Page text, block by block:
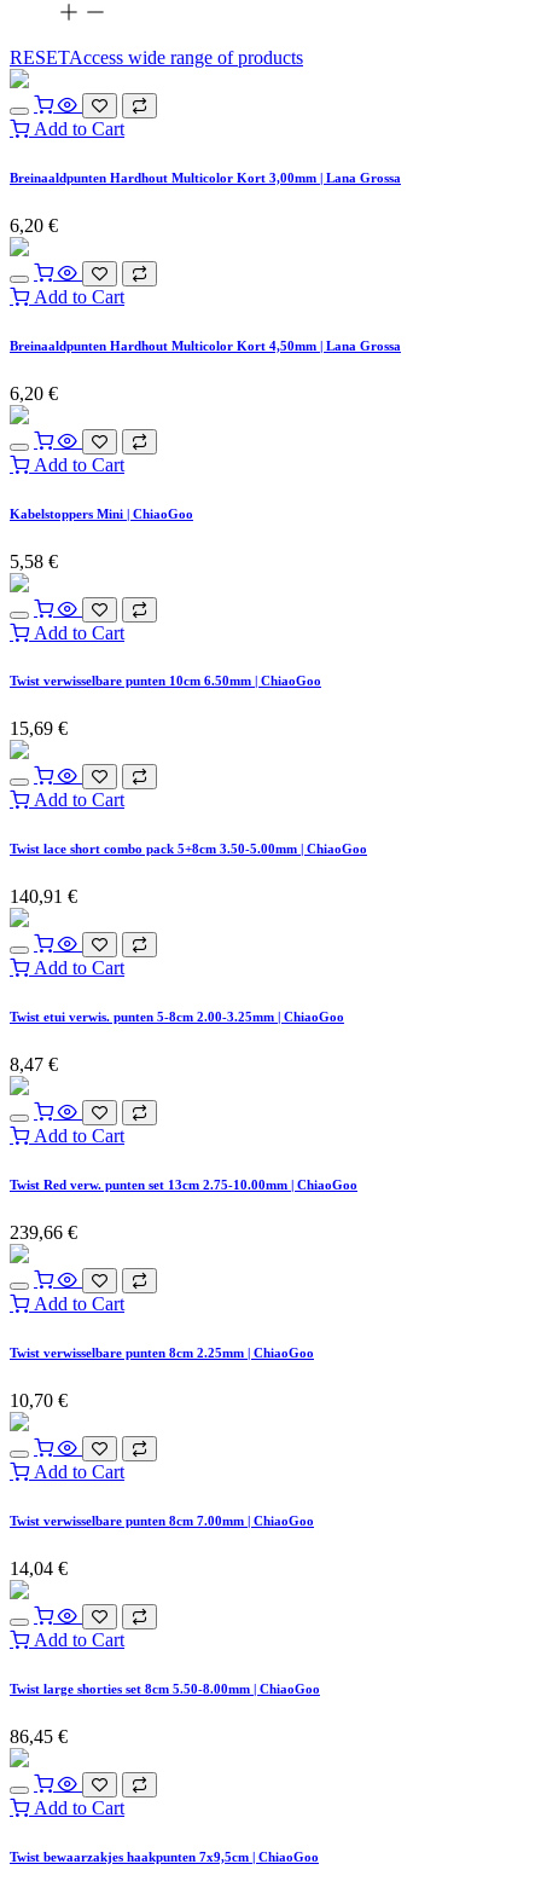
RESETAccess wide range of products
Add to Cart
Breinaaldpunten Hardhout Multicolor Kort 3,00mm | Lana Grossa
6,20 €
Add to Cart
Breinaaldpunten Hardhout Multicolor Kort 4,50mm | Lana Grossa
6,20 €
Add to Cart
Kabelstoppers Mini | ChiaoGoo
5,58 €
Add to Cart
Twist verwisselbare punten 10cm 6.50mm | ChiaoGoo
15,69 €
Add to Cart
Twist lace short combo pack 5+8cm 3.50-5.00mm | ChiaoGoo
140,91 €
Add to Cart
Twist etui verwis. punten 5-8cm 2.00-3.25mm | ChiaoGoo
8,47 €
Add to Cart
Twist Red verw. punten set 13cm 2.75-10.00mm | ChiaoGoo
239,66 €
Add to Cart
Twist verwisselbare punten 8cm 2.25mm | ChiaoGoo
10,70 €
Add to Cart
Twist verwisselbare punten 8cm 7.00mm | ChiaoGoo
14,04 €
Add to Cart
Twist large shorties set 8cm 5.50-8.00mm | ChiaoGoo
86,45 €
Add to Cart
Twist bewaarzakjes haakpunten 7x9,5cm | ChiaoGoo